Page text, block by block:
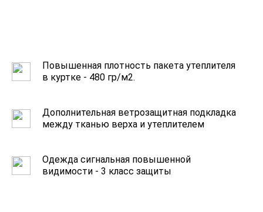
Повышенная плотность пакета утеплителя
в куртке - 480 гр/м2.
Дополнительная ветрозащитная подкладка
между тканью верха и утеплителем
Одежда сигнальная повышенной
видимости - 3 класс защиты